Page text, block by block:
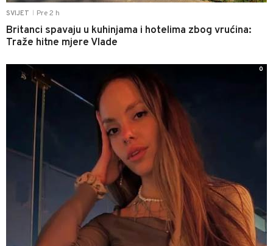
SVIJET Pre 2 h
Britanci spavaju u kuhinjama i hotelima zbog vrućina:
Traže hitne mjere Vlade
0